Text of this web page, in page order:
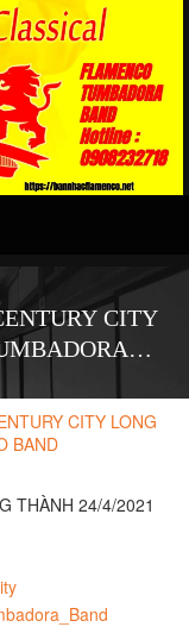
CITY
CITY LONG
BAND
THÀNH 24/4/2021